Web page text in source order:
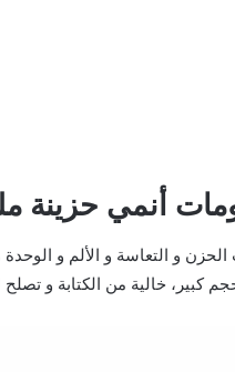
أنمي حزينة
الحزن و التعاسة و الألم و